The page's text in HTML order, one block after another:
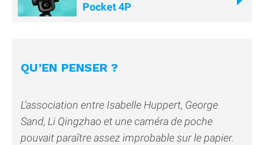
Pocket 4P
QU’EN PENSER ?
L’association entre Isabelle Huppert, George
Sand, Li Qingzhao et une caméra de poche
pouvait paraître assez improbable sur le papier.